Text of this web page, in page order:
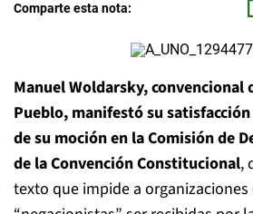
Comparte esta nota:
Manuel Woldarsky, convencional
Pueblo, manifestó su
de su moción en la Comisión de
de la Convención Constitucional,
texto que impide a organizaciones